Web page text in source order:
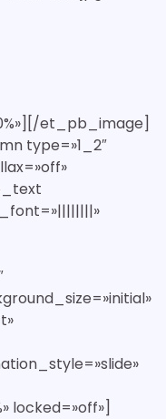
et_pb_image]
type=»1_2″
locked=»off»]